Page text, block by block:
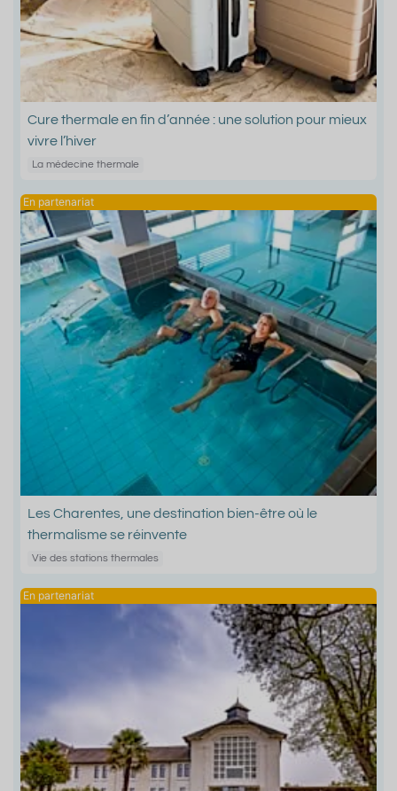
Cure thermale en fin d’année : une solution pour mieux
vivre l’hiver
La médecine thermale
Les Charentes, une destination bien-être où le
thermalisme se réinvente
Vie des stations thermales